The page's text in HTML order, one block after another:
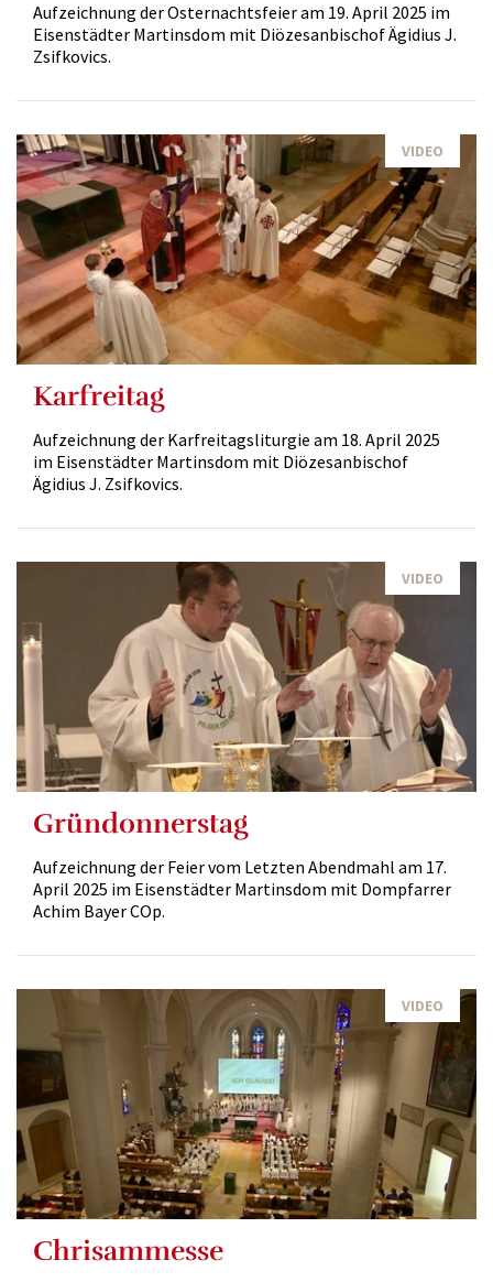
Aufzeichnung der Osternachtsfeier am 19. April 2025 im
Eisenstädter Martinsdom mit Diözesanbischof Ägidius J.
Zsifkovics.
VIDEO
Karfreitag
Aufzeichnung der Karfreitagsliturgie am 18. April 2025
im Eisenstädter Martinsdom mit Diözesanbischof
Ägidius J. Zsifkovics.
VIDEO
Gründonnerstag
Aufzeichnung der Feier vom Letzten Abendmahl am 17.
April 2025 im Eisenstädter Martinsdom mit Dompfarrer
Achim Bayer COp.
VIDEO
Chrisammesse